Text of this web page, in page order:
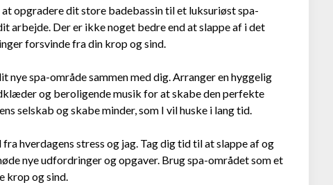
opgradere dit store badebassin til et luksuriøst spa-
arbejde. Der er ikke noget bedre end at slappe af i det
forsvinde fra din krop og sind.
nye spa-område sammen med dig. Arranger en hyggelig
og beroligende musik for at skabe den perfekte
selskab og skabe minder, som I vil huske i lang tid.
hverdagens stress og jag. Tag dig tid til at slappe af og
nye udfordringer og opgaver. Brug spa-området som et
krop og sind.